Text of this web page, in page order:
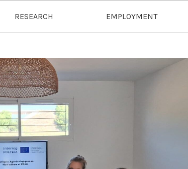
RESEARCH EMPLOYMENT